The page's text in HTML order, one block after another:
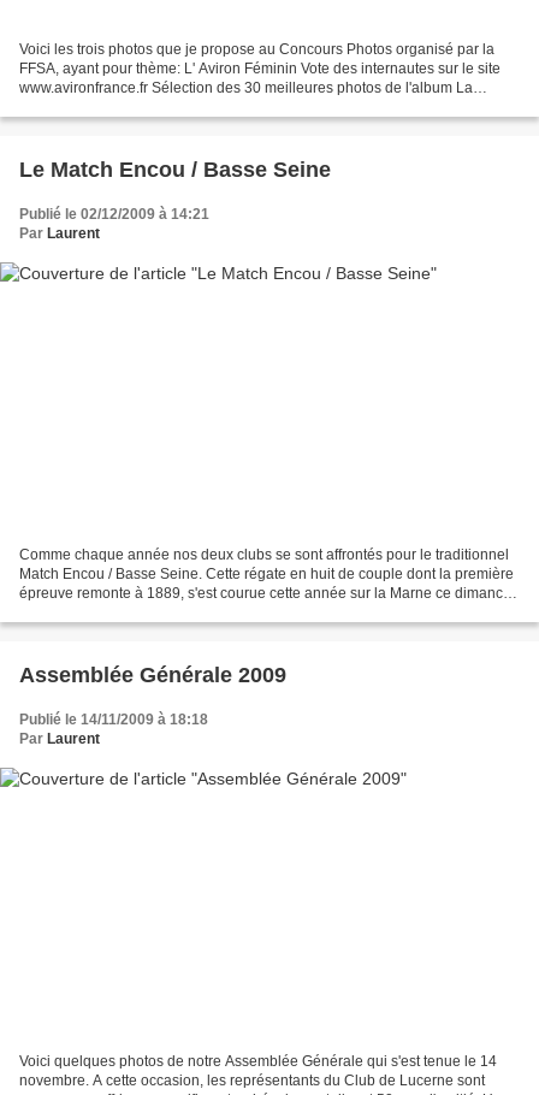
Voici les trois photos que je propose au Concours Photos organisé par la
FFSA, ayant pour thème: L' Aviron Féminin Vote des internautes sur le site
www.avironfrance.fr Sélection des 30 meilleures photos de l'album La
Le Match Encou / Basse Seine
Publié le 02/12/2009 à 14:21
Par Laurent
Comme chaque année nos deux clubs se sont affrontés pour le traditionnel
Match Encou / Basse Seine. Cette régate en huit de couple dont la première
épreuve remonte à 1889, s'est courue cette année sur la Marne ce dimanche
Assemblée Générale 2009
Publié le 14/11/2009 à 18:18
Par Laurent
Voici quelques photos de notre Assemblée Générale qui s'est tenue le 14
novembre. A cette occasion, les représentants du Club de Lucerne sont